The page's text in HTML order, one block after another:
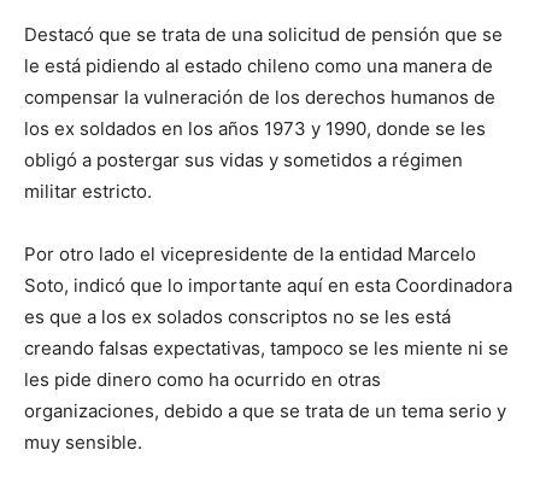
Destacó que se trata de una solicitud de pensión que se
le está pidiendo al estado chileno como una manera de
compensar la vulneración de los derechos humanos de
los ex soldados en los años 1973 y 1990, donde se les
obligó a postergar sus vidas y sometidos a régimen
militar estricto.
Por otro lado el vicepresidente de la entidad Marcelo
Soto, indicó que lo importante aquí en esta Coordinadora
es que a los ex solados conscriptos no se les está
creando falsas expectativas, tampoco se les miente ni se
les pide dinero como ha ocurrido en otras
organizaciones, debido a que se trata de un tema serio y
muy sensible.